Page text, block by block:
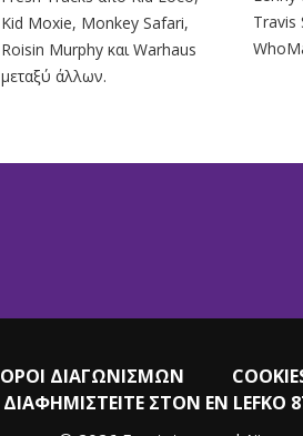
Kid Moxie, Monkey Safari,
Roisin Murphy και Warhaus
μεταξύ άλλων.
Travis
ΟΡΟΙ ΔΙΑΓΩΝΙΣΜΩΝ
ΔΙΑΦΗΜΙΣΤΕΙΤΕ ΣΤΟΝ EN LEFKO